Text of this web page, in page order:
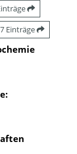
Einträge